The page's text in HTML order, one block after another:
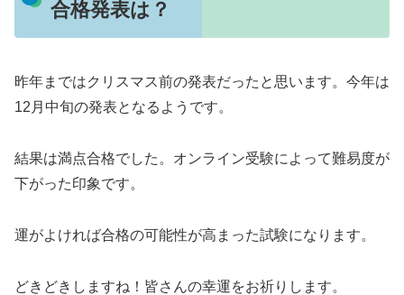
合格発表は？
昨年まではクリスマス前の発表だったと思います。今年は
12月中旬の発表となるようです。
結果は満点合格でした。オンライン受験によって難易度が
下がった印象です。
運がよければ合格の可能性が高まった試験になります。
どきどきしますね！皆さんの幸運をお祈りします。